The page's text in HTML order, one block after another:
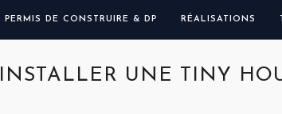
PERMIS DE CONSTRUIRE & DP RÉALISATIONS
INSTALLER UNE TINY